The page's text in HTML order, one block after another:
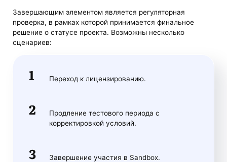
Завершающим элементом является регуляторная
проверка, в рамках которой принимается финальное
решение о статусе проекта. Возможны несколько
сценариев:
Переход к лицензированию.
Продление тестового периода с
корректировкой условий.
Завершение участия в Sandbox.